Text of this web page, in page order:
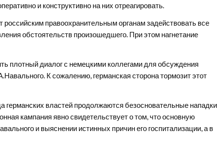
и конструктивно на них отреагировать.
правоохранительным органам задействовать все
обстоятельств произошедшего. При этом нагнетание
плотный диалог с немецкими коллегами для обсуждения
К сожалению, германская сторона тормозит этот
германских властей продолжаются безосновательные нападки
кампания явно свидетельствует о том, что основную
и выяснении истинных причин его госпитализации, а в